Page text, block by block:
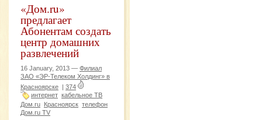
«Дом.ru»
предлагает
Абонентам создать
центр домашних
развлечений
16 January, 2013 — Филиал
ЗАО «ЭР-Телеком Холдинг» в
Красноярске | 374
интернет кабельное ТВ
Дом.ru Красноярск телефон
Дом.ru TV